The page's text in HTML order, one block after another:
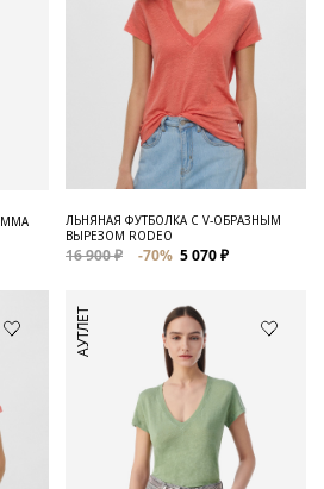
ЛЬНЯНАЯ ФУТБОЛКА С V-ОБРАЗНЫМ
ВЫРЕЗОМ RODEO
16 900 ₽ -70% 5 070 ₽
АУТЛЕТ